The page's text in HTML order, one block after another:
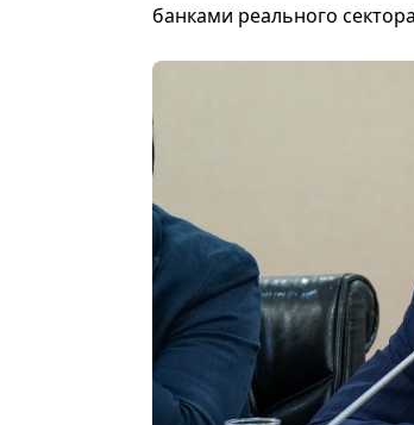
банками реального